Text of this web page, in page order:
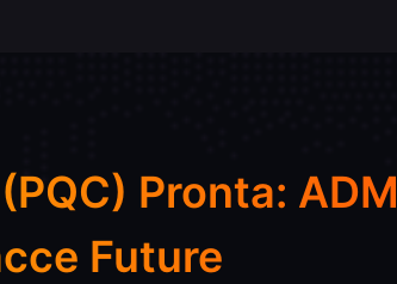
Pronta: ADM
Future